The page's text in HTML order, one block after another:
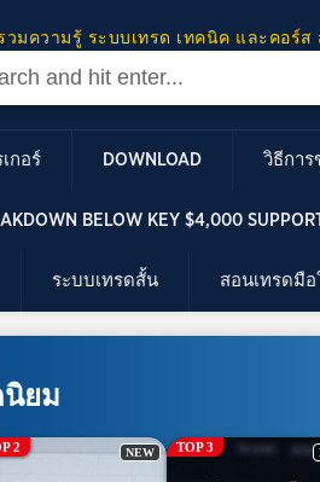
วมความรู้ ระบบเทรด เทคนิค และคอร์ส
กอร์ DOWNLOAD วิธีกา
BELOW KEY $4,000
ระบบเทรดสั้น สอนเทรดมือ
ยม
2 NEW TOP 3